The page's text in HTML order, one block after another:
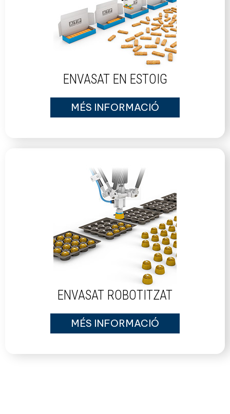
ENVASAT EN ESTOIG
MÉS INFORMACIÓ
ENVASAT ROBOTITZAT
MÉS INFORMACIÓ